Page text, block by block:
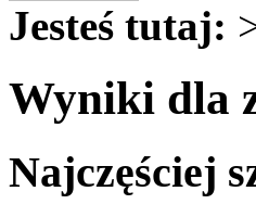
Jesteś tutaj:
Wyniki dla
Najczęściej